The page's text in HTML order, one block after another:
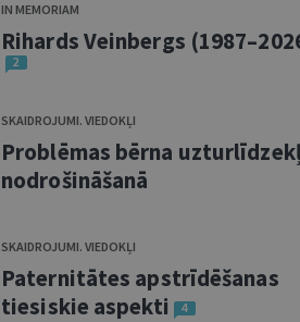
IN MEMORIAM
Rihards Veinbergs
2
SKAIDROJUMI. VIEDOKĻI
Problēmas bērna
nodrošināšanā
SKAIDROJUMI. VIEDOKĻI
Paternitātes apstrīdēšanas
tiesiskie aspekti
4